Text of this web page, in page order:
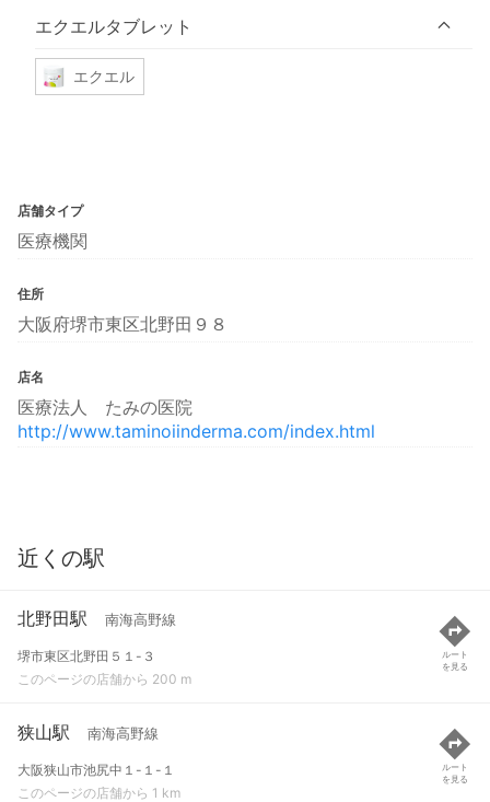
エクエルタブレット
エクエル
店舗タイプ
医療機関
住所
大阪府堺市東区北野田９８
店名
医療法人 たみの医院
http://www.taminoiinderma.com/index.html
近くの駅
北野田駅 南海高野線
堺市東区北野田５１-３
このページの店舗から 200 m
ルート
を見る
狭山駅 南海高野線
大阪狭山市池尻中１-１-１
このページの店舗から 1 km
ルート
を見る